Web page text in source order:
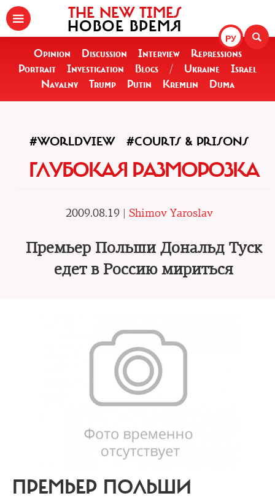
РУ
THE NEW TIMES
НОВОЕ ВРЕМЯ
Opinion Discussion Interview
Repressions
Portrait
Investigation Blogs / Ukraine
Israel
Navalny
Trump Putin Kremlin Duma
#WORLDVIEW #COURTS & PRISONS
ГЛУБОКАЯ РАЗМОРОЗКА
2009.08.19 | Shimov Yaroslav
Премьер Польши Дональд Туск
едет в Россию мириться
ПРЕМЬЕР ПОЛЬШИ